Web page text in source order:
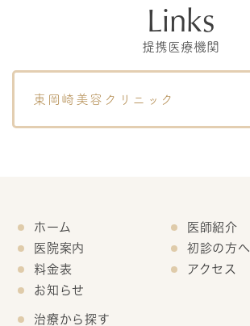
Links
提携医療機関
東岡崎美容クリニック
ホーム
医師紹介
医院案内
初診の方へ
料金表
アクセス
お知らせ
治療から探す